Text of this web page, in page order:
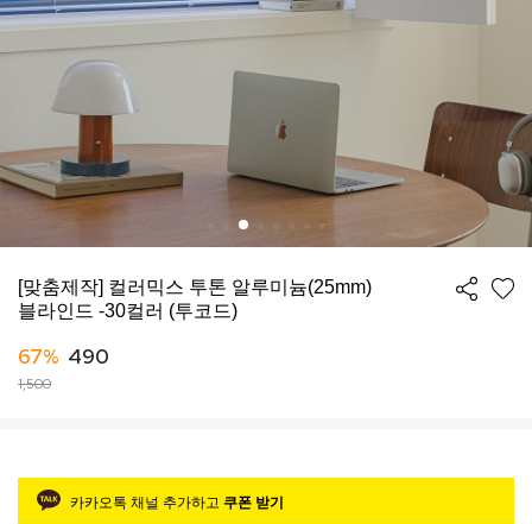
[맞춤제작] 컬러믹스 투톤 알루미늄(25mm)
블라인드 -30컬러 (투코드)
67% 490
1,500
카카오톡 채널 추가하고 쿠폰 받기